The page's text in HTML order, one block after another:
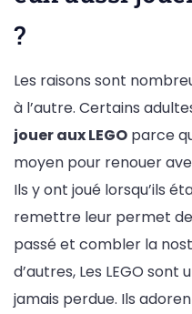
?
Les raisons sont
à l’autre. Certains
jouer aux LEGO parce
moyen pour renouer
Ils y ont joué lorsqu’ils
remettre leur permet
passé et combler la
d’autres, Les LEGO sont
jamais perdue. Ils